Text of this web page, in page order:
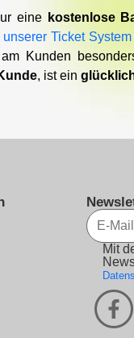
eine kostenlose
Ticket
Kunden
, ist ein
Mit